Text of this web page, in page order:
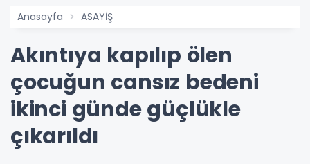
Anasayfa ASAYİŞ
Akıntıya kapılıp ölen
çocuğun cansız bedeni
ikinci günde güçlükle
çıkarıldı